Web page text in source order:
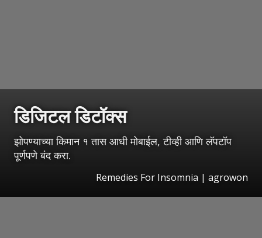
डिजिटल डिटॉक्स
झोपण्याच्या किमान १ तास आधी मोबाईल, टीव्ही आणि लॅपटॉप
पूर्णपणे बंद करा.
Remedies For Insomnia | agrowon